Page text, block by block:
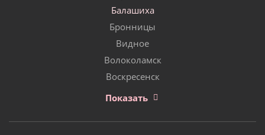
Балашиха
Бронницы
Видное
Волоколамск
Воскресенск
Показать